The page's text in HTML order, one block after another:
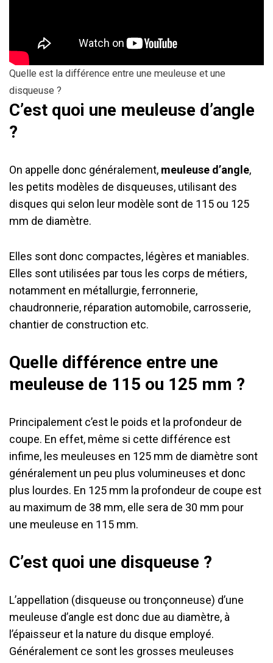
Quelle est la différence entre une meuleuse et une
disqueuse ?
C’est quoi une meuleuse d’angle
?
On appelle donc généralement, meuleuse d’angle,
les petits modèles de disqueuses, utilisant des
disques qui selon leur modèle sont de 115 ou 125
mm de diamètre.
Elles sont donc compactes, légères et maniables.
Elles sont utilisées par tous les corps de métiers,
notamment en métallurgie, ferronnerie,
chaudronnerie, réparation automobile, carrosserie,
chantier de construction etc.
Quelle différence entre une
meuleuse de 115 ou 125 mm ?
Principalement c’est le poids et la profondeur de
coupe. En effet, même si cette différence est
infime, les meuleuses en 125 mm de diamètre sont
généralement un peu plus volumineuses et donc
plus lourdes. En 125 mm la profondeur de coupe est
au maximum de 38 mm, elle sera de 30 mm pour
une meuleuse en 115 mm.
C’est quoi une disqueuse ?
L’appellation (disqueuse ou tronçonneuse) d’une
meuleuse d’angle est donc due au diamètre, à
l’épaisseur et la nature du disque employé.
Généralement ce sont les grosses meuleuses